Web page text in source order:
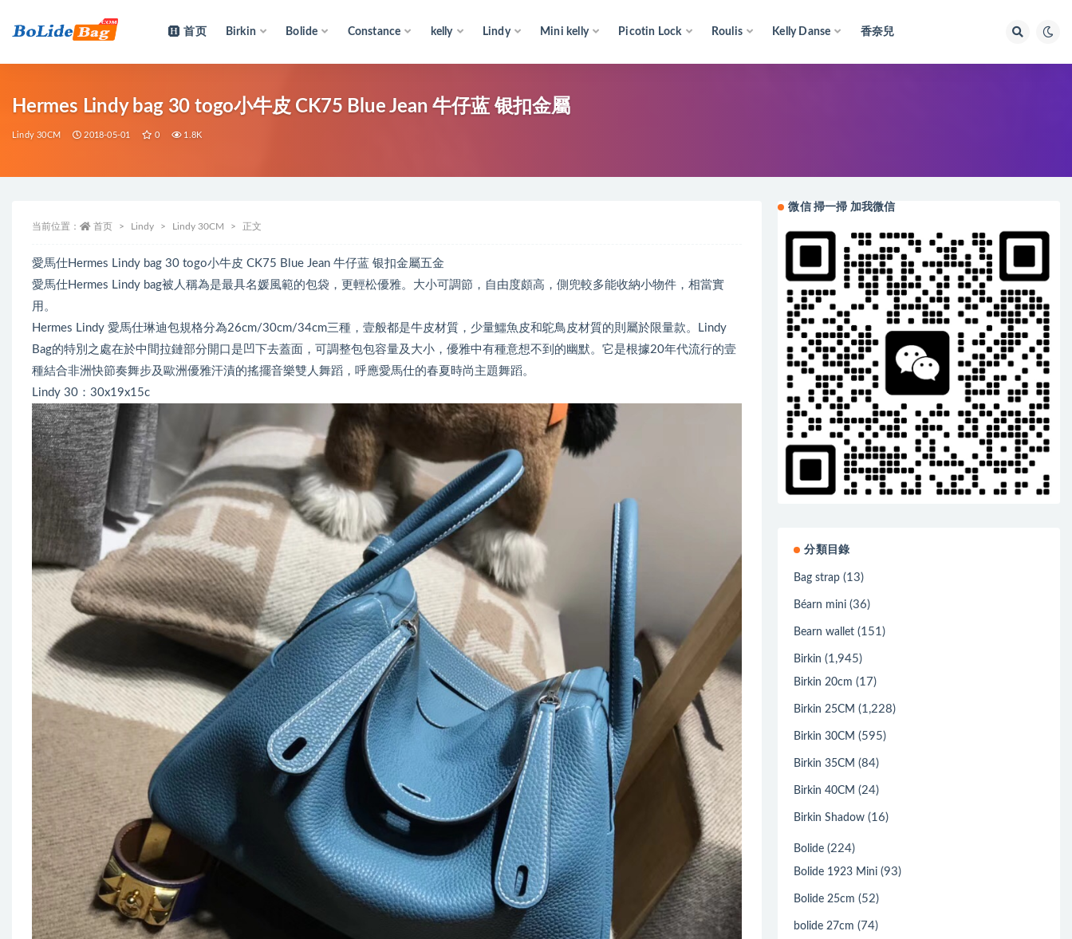
首页 Birkin Bolide Constance kelly Lindy Mini kelly Picotin Lock Roulis Kelly Danse 香奈兒
Hermes Lindy bag 30 togo小牛皮 CK75 Blue Jean 牛仔蓝 银扣金屬
Lindy 30CM 2018-05-01 0 1.8K
当前位置： 首页 Lindy Lindy 30CM 正文
愛馬仕Hermes Lindy bag 30 togo小牛皮 CK75 Blue Jean 牛仔蓝 银扣金屬五金
愛馬仕Hermes Lindy bag被人稱為是最具名媛風範的包袋，更輕松優雅。大小可調節，自由度頗高，側兜較多能收納小物件，相當實
用。
Hermes Lindy 愛馬仕琳迪包規格分為26cm/30cm/34cm三種，壹般都是牛皮材質，少量鱷魚皮和鴕鳥皮材質的則屬於限量款。Lindy
Bag的特別之處在於中間拉鏈部分開口是凹下去蓋面，可調整包包容量及大小，優雅中有種意想不到的幽默。它是根據20年代流行的壹
種結合非洲快節奏舞步及歐洲優雅汗漬的搖擺音樂雙人舞蹈，呼應愛馬仕的春夏時尚主題舞蹈。
Lindy 30：30x19x15c
微信 掃一掃 加我微信
分類目錄
Bag strap (13)
Béarn mini (36)
Bearn wallet (151)
Birkin (1,945)
Birkin 20cm (17)
Birkin 25CM (1,228)
Birkin 30CM (595)
Birkin 35CM (84)
Birkin 40CM (24)
Birkin Shadow (16)
Bolide (224)
Bolide 1923 Mini (93)
Bolide 25cm (52)
bolide 27cm (74)